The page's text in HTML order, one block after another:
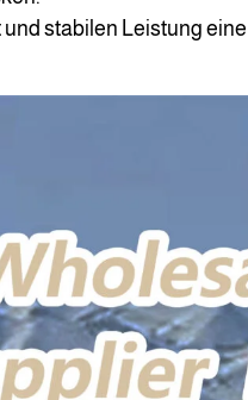
stabilen Leistung